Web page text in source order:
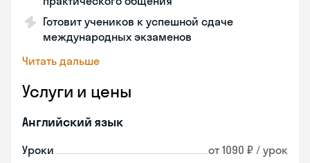
Готовит учеников к успешной сдаче
международных экзаменов
Читать дальше
Услуги и цены
Английский язык
Уроки от 1090 ₽ / урок